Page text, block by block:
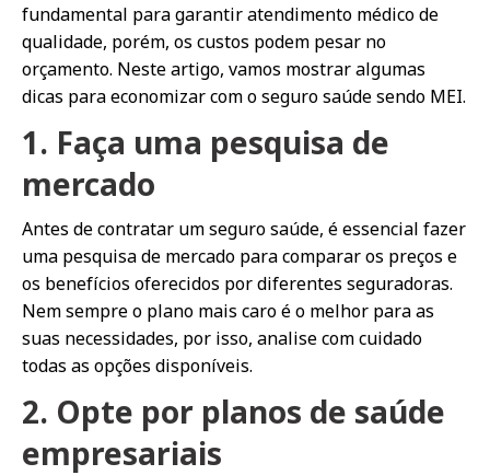
fundamental para garantir atendimento médico de
qualidade, porém, os custos podem pesar no
orçamento. Neste artigo, vamos mostrar algumas
dicas para economizar com o seguro saúde sendo MEI.
1. Faça uma pesquisa de
mercado
Antes de contratar um seguro saúde, é essencial fazer
uma pesquisa de mercado para comparar os preços e
os benefícios oferecidos por diferentes seguradoras.
Nem sempre o plano mais caro é o melhor para as
suas necessidades, por isso, analise com cuidado
todas as opções disponíveis.
2. Opte por planos de saúde
empresariais